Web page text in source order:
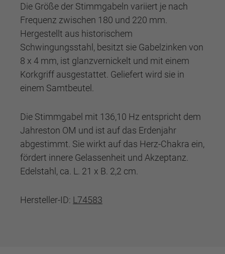
Die Größe der Stimmgabeln variiert je nach
Frequenz zwischen 180 und 220 mm.
Hergestellt aus historischem
Schwingungsstahl, besitzt sie Gabelzinken von
8 x 4 mm, ist glanzvernickelt und mit einem
Korkgriff ausgestattet. Geliefert wird sie in
einem Samtbeutel.
Die Stimmgabel mit 136,10 Hz entspricht dem
Jahreston OM und ist auf das Erdenjahr
abgestimmt. Sie wirkt auf das Herz-Chakra ein,
fördert innere Gelassenheit und Akzeptanz.
Edelstahl, ca. L. 21 x B. 2,2 cm.
Hersteller-ID: L74583